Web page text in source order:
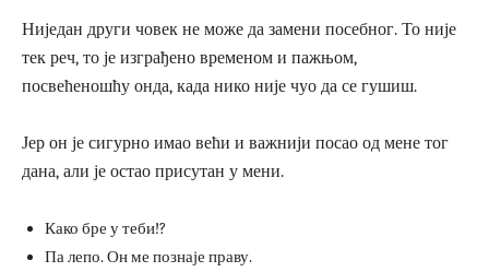
Ниједан други човек не може да замени посебног. То није
тек реч, то је изграђено временом и пажњом,
посвећеношћу онда, када нико није чуо да се гушиш.
Јер он је сигурно имао већи и важнији посао од мене тог
дана, али је остао присутан у мени.
Како бре у теби!?
Па лепо. Он ме познаје праву.